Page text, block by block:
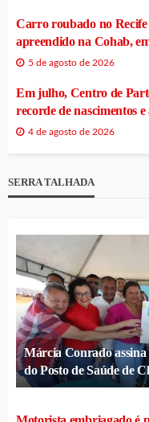
Carro roubado no Recife
apreendido na Cohab,
5 de agosto de 2026
Em julho, Centro de
recorde de nascimentos
4 de agosto de 2026
SERRA TALHADA
Márcia Conrado
do Posto de Saúde de